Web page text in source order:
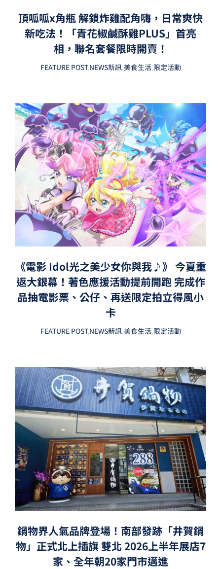
頂呱呱x角瓶 解鎖炸雞配角嗨，日常爽快
新吃法！「青花椒鹹酥雞PLUS」首亮
相，聯名套餐限時開賣！
FEATURE POST,NEWS新訊,美食生活,限定活動
《電影 Idol光之美少女你與我♪》 今夏重
返大銀幕！著色應援活動提前開跑 完成作
品抽電影票、公仔、再送限定拍立得風小
卡
FEATURE POST,NEWS新訊,美食生活,限定活動
鍋物界人氣品牌登場！南部發跡「井賀鍋
物」正式北上插旗 雙北 2026上半年展店7
家、全年朝20家門市邁進